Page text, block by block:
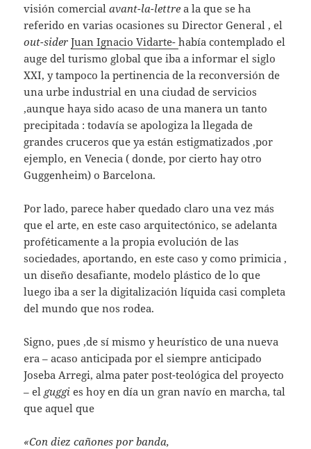
visión comercialavant-la-lettre a la que se ha
referido en varias ocasiones su Director General , el
out-sider Juan Ignacio Vidarte-había contemplado el
auge del turismo global que iba a informar el siglo
XXI, y tampoco la pertinencia de la reconversión de
una urbe industrial en una ciudad de servicios
,aunque haya sido acaso de una manera un tanto
precipitada : todavía se apologiza la llegada de
grandes cruceros que ya están estigmatizados ,por
ejemplo, en Venecia ( donde, por cierto hay otro
Guggenheim) o Barcelona.
Por lado, parece haber quedado claro una vez más
que el arte, en este caso arquitectónico, se adelanta
proféticamente a la propia evolución de las
sociedades, aportando, en este caso y como primicia ,
un diseño desafiante, modelo plástico de lo que
luego iba a ser la digitalización líquida casi completa
del mundo que nos rodea.
Signo, pues ,de sí mismo y heurístico de una nueva
era – acaso anticipada por el siempre anticipado
Joseba Arregi, alma pater post-teológica del proyecto
– el guggi es hoy en día un gran navío en marcha, tal
que aquel que
«Con diez cañones por banda,